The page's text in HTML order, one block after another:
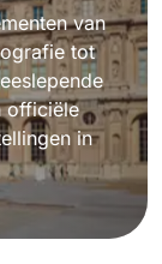
van
tot
officiële
in